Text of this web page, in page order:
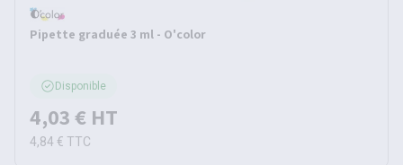
Pipette graduée 3 ml - O'color
Disponible
4,03 € HT
4,84 € TTC